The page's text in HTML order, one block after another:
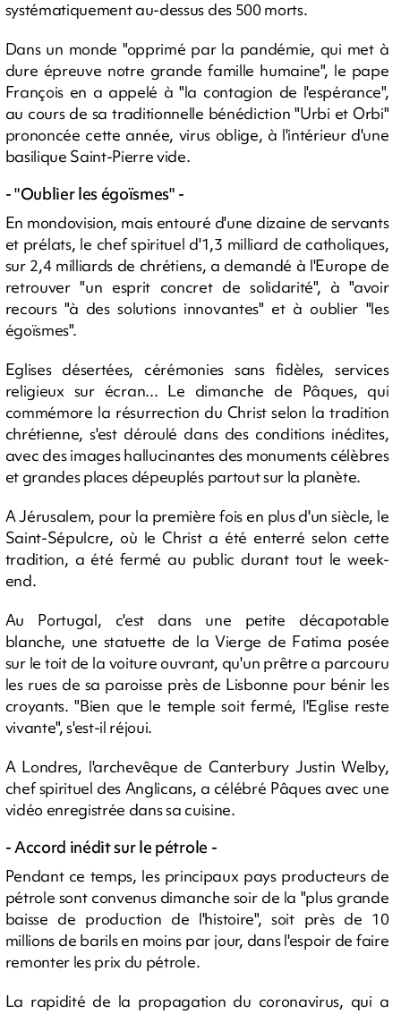
systématiquement au-dessus des 500 morts.
Dans un monde "opprimé par la pandémie, qui met à
dure épreuve notre grande famille humaine", le pape
François en a appelé à "la contagion de l'espérance",
au cours de sa traditionnelle bénédiction "Urbi et Orbi"
prononcée cette année, virus oblige, à l'intérieur d'une
basilique Saint-Pierre vide.
- "Oublier les égoïsmes" -
En mondovision, mais entouré d'une dizaine de servants
et prélats, le chef spirituel d'1,3 milliard de catholiques,
sur 2,4 milliards de chrétiens, a demandé à l'Europe de
retrouver "un esprit concret de solidarité", à "avoir
recours "à des solutions innovantes" et à oublier "les
égoïsmes".
Eglises désertées, cérémonies sans fidèles, services
religieux sur écran... Le dimanche de Pâques, qui
commémore la résurrection du Christ selon la tradition
chrétienne, s'est déroulé dans des conditions inédites,
avec des images hallucinantes des monuments célèbres
et grandes places dépeuplés partout sur la planète.
A Jérusalem, pour la première fois en plus d'un siècle, le
Saint-Sépulcre, où le Christ a été enterré selon cette
tradition, a été fermé au public durant tout le week-
end.
Au Portugal, c'est dans une petite décapotable
blanche, une statuette de la Vierge de Fatima posée
sur le toit de la voiture ouvrant, qu'un prêtre a parcouru
les rues de sa paroisse près de Lisbonne pour bénir les
croyants. "Bien que le temple soit fermé, l'Eglise reste
vivante", s'est-il réjoui.
A Londres, l'archevêque de Canterbury Justin Welby,
chef spirituel des Anglicans, a célébré Pâques avec une
vidéo enregistrée dans sa cuisine.
- Accord inédit sur le pétrole -
Pendant ce temps, les principaux pays producteurs de
pétrole sont convenus dimanche soir de la "plus grande
baisse de production de l'histoire", soit près de 10
millions de barils en moins par jour, dans l'espoir de faire
remonter les prix du pétrole.
La rapidité de la propagation du coronavirus, qui a